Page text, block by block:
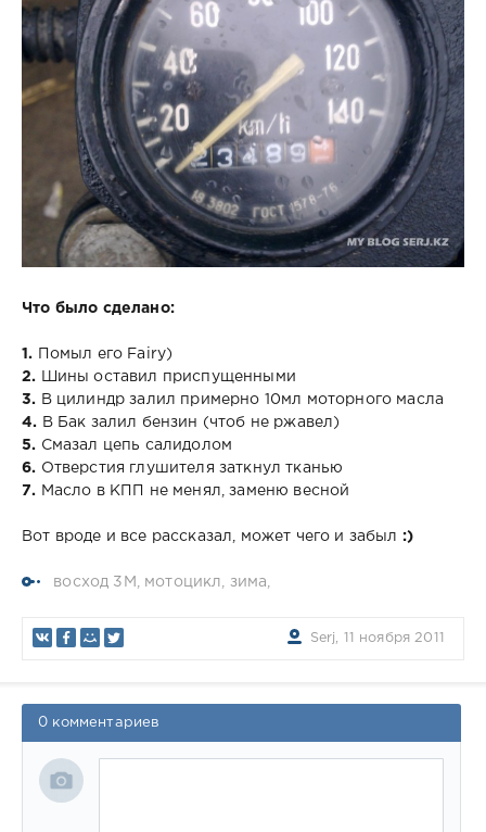
Что было сделано:
1. Помыл его Fairy)
2. Шины оставил приспущенными
3. В цилиндр залил примерно 10мл моторного масла
4. В Бак залил бензин (чтоб не ржавел)
5. Cмазал цепь салидолом
6. Отверстия глушителя заткнул тканью
7. Масло в КПП не менял, заменю весной
Вот вроде и все рассказал, может чего и забыл :)
восход 3М мотоцикл зима
Serj, 11 ноября 2011
0 комментариев